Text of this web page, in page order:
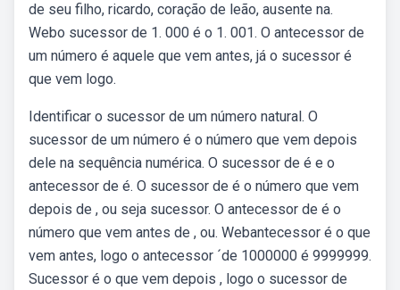
de seu filho, ricardo, coração de leão, ausente na.
Webo sucessor de 1. 000 é o 1. 001. O antecessor de
um número é aquele que vem antes, já o sucessor é
que vem logo.
Identificar o sucessor de um número natural. O
sucessor de um número é o número que vem depois
dele na sequência numérica. O sucessor de é e o
antecessor de é. O sucessor de é o número que vem
depois de , ou seja sucessor. O antecessor de é o
número que vem antes de , ou. Webantecessor é o que
vem antes, logo o antecessor ´de 1000000 é 9999999.
Sucessor é o que vem depois , logo o sucessor de